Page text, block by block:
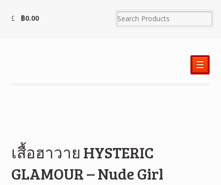
฿0.00
☰
เสื้อฮาวาย HYSTERIC
GLAMOUR – Nude Girl